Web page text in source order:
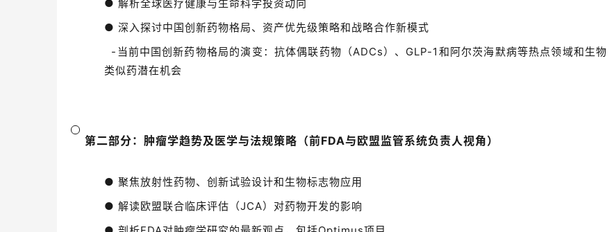
● 解析全球医疗健康与生命科学投资动向
● 深入探讨中国创新药物格局、资产优先级策略和战略合作新模式
-当前中国创新药物格局的演变：抗体偶联药物（ADCs）、GLP-1和阿尔茨海默病等热点领域和生物
类似药潜在机会
第二部分：肿瘤学趋势及医学与法规策略（前FDA与欧盟监管系统负责人视角）
● 聚焦放射性药物、创新试验设计和生物标志物应用
● 解读欧盟联合临床评估（JCA）对药物开发的影响